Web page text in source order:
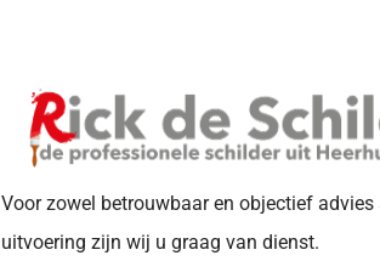
Voor zowel betrouwbaar en objectief advies
uitvoering zijn wij u graag van dienst.